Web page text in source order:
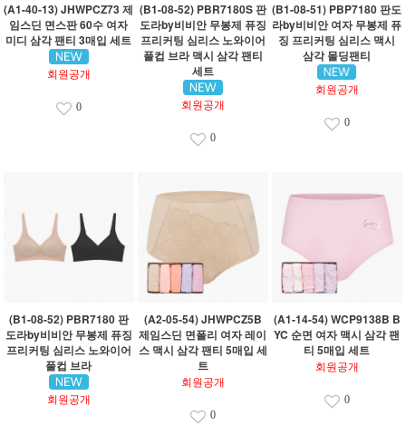
(A1-40-13) JHWPCZ73 제
임스딘 면스판 60수 여자
미디 삼각 팬티 3매입 세트
회원공개
0
(B1-08-52) PBR7180S 판
도라by비비안 무봉제 퓨징
프리커팅 심리스 노와이어
풀컵 브라 맥시 삼각 팬티
세트
회원공개
0
(B1-08-51) PBP7180 판도
라by비비안 여자 무봉제 퓨
징 프리커팅 심리스 맥시
삼각 몰딩팬티
회원공개
0
(B1-08-52) PBR7180 판
도라by비비안 무봉제 퓨징
프리커팅 심리스 노와이어
풀컵 브라
회원공개
(A2-05-54) JHWPCZ5B
제임스딘 면폴리 여자 레이
스 맥시 삼각 팬티 5매입 세
트
회원공개
0
(A1-14-54) WCP9138B B
YC 순면 여자 맥시 삼각 팬
티 5매입 세트
회원공개
0